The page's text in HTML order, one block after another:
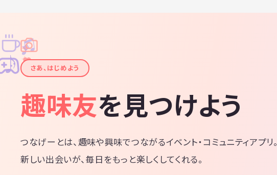
✦
✦
✧
✧
♪
♫
さあ、はじめよう
趣味友を見つけよう
つなげーとは、趣味や興味でつながるイベント・コミュニティアプリ。
新しい出会いが、毎日をもっと楽しくしてくれる。